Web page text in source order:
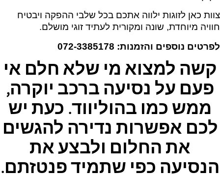
צוות כאן לזוגות ילווה אתכם בכל שלבי ההפקה ויבטיח
חוויה מיוחדת, שונה ומקורית לעתיד זוגי מושלם.
לפרטים נוספים והזמנות: 072-3385178
קשה למצוא מי שלא חלם אי
פעם על נסיעה ברכב יוקרה,
ממש כמו בהוליווד. כעת יש
לכם אפשרות נדירה להגשים
את החלום ולבצע את
הנסיעה כפי שתמיד פנטזתם.